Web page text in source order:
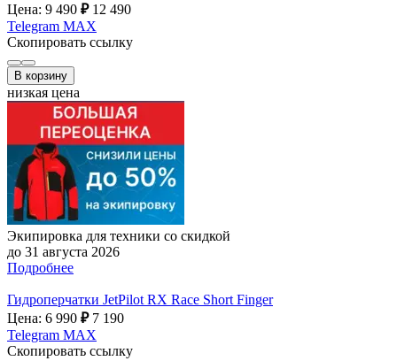
Цена: 9 490 ₽ 12 490
Telegram MAX
Скопировать ссылку
В корзину
низкая цена
Экипировка для техники со скидкой
до 31 августа 2026
Подробнее
Гидроперчатки JetPilot RX Race Short Finger
Цена: 6 990 ₽ 7 190
Telegram MAX
Скопировать ссылку